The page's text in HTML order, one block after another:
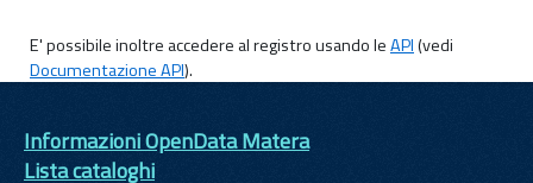
E' possibile inoltre accedere al registro usando leAPI(vedi
Documentazione API).
Informazioni OpenData Matera
Lista cataloghi